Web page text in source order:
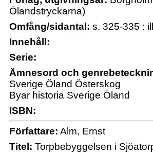
Ölandstryckarna)
Omfång/sidantal: s. 325-335 :
Innehåll:
Serie:
Ämnesord och
Sverige Öland Österskog
Byar historia Sverige Öland
ISBN:
Författare: Alm, Ernst
Titel: Torpbebyggelsen i